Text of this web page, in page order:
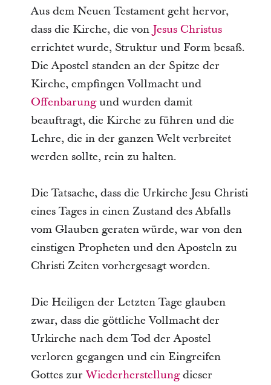
Aus dem Neuen Testament geht hervor,
dass die Kirche, die von Jesus Christus
errichtet wurde, Struktur und Form besaß.
Die Apostel standen an der Spitze der
Kirche, empfingen Vollmacht und
Offenbarungund wurden damit
beauftragt, die Kirche zu führen und die
Lehre, die in der ganzen Welt verbreitet
werden sollte, rein zu halten.
Die Tatsache, dass die Urkirche Jesu Christi
eines Tages in einen Zustand des Abfalls
vom Glauben geraten würde, war von den
einstigen Propheten und den Aposteln zu
Christi Zeiten vorhergesagt worden.
Die Heiligen der Letzten Tage glauben
zwar, dass die göttliche Vollmacht der
Urkirche nach dem Tod der Apostel
verloren gegangen und ein Eingreifen
Gottes zurWiederherstellungdieser